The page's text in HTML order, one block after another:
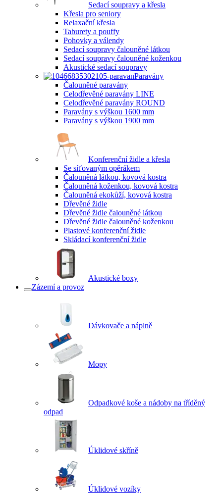
Sedací soupravy a křesla
Křesla pro seniory
Relaxační křesla
Taburety a pouffy
Pohovky a válendy
Sedací soupravy čalouněné látkou
Sedací soupravy čalouněné koženkou
Akustické sedací soupravy
Paravány
Čalouněné paravány
Celodřevěné paravány LINE
Celodřevěné paravány ROUND
Paravány s výškou 1600 mm
Paravány s výškou 1900 mm
Konferenční židle a křesla
Se síťovaným opěrákem
Čalouněná látkou, kovová kostra
Čalouněná koženkou, kovová kostra
Čalouněná ekokůží, kovová kostra
Dřevěné židle
Dřevěné židle čalouněné látkou
Dřevěné židle čalouněné koženkou
Plastové konferenční židle
Skládací konferenční židle
Akustické boxy
Zázemí a provoz
Dávkovače a náplně
Mopy
Odpadkové koše a nádoby na tříděný
odpad
Úklidové skříně
Úklidové vozíky